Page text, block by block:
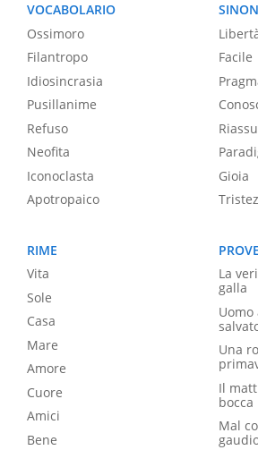
VOCABOLARIO
Ossimoro
Filantropo
Idiosincrasia
Pusillanime
Refuso
Neofita
Iconoclasta
Apotropaico
Facile
Gioia
RIME
Vita
Sole
Casa
Mare
Amore
Cuore
Amici
Bene
La
galla
Uomo
Una
Il
bocca
Mal